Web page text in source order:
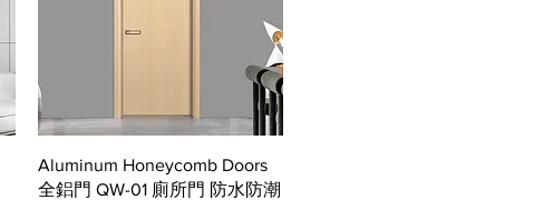
快速瀏覽
Aluminum Honeycomb Doors
全鋁門 QW-01 廁所門 防水防潮